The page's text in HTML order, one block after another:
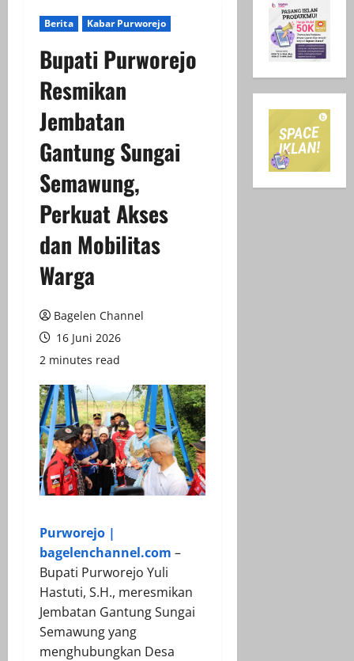
Berita Kabar Purworejo
Bupati Purworejo
Resmikan
Jembatan
Gantung Sungai
Semawung,
Perkuat Akses
dan Mobilitas
Warga
Bagelen Channel
16 Juni 2026
2 minutes read
Purworejo |
bagelenchannel.com –
Bupati Purworejo Yuli
Hastuti, S.H., meresmikan
Jembatan Gantung Sungai
Semawung yang
menghubungkan Desa